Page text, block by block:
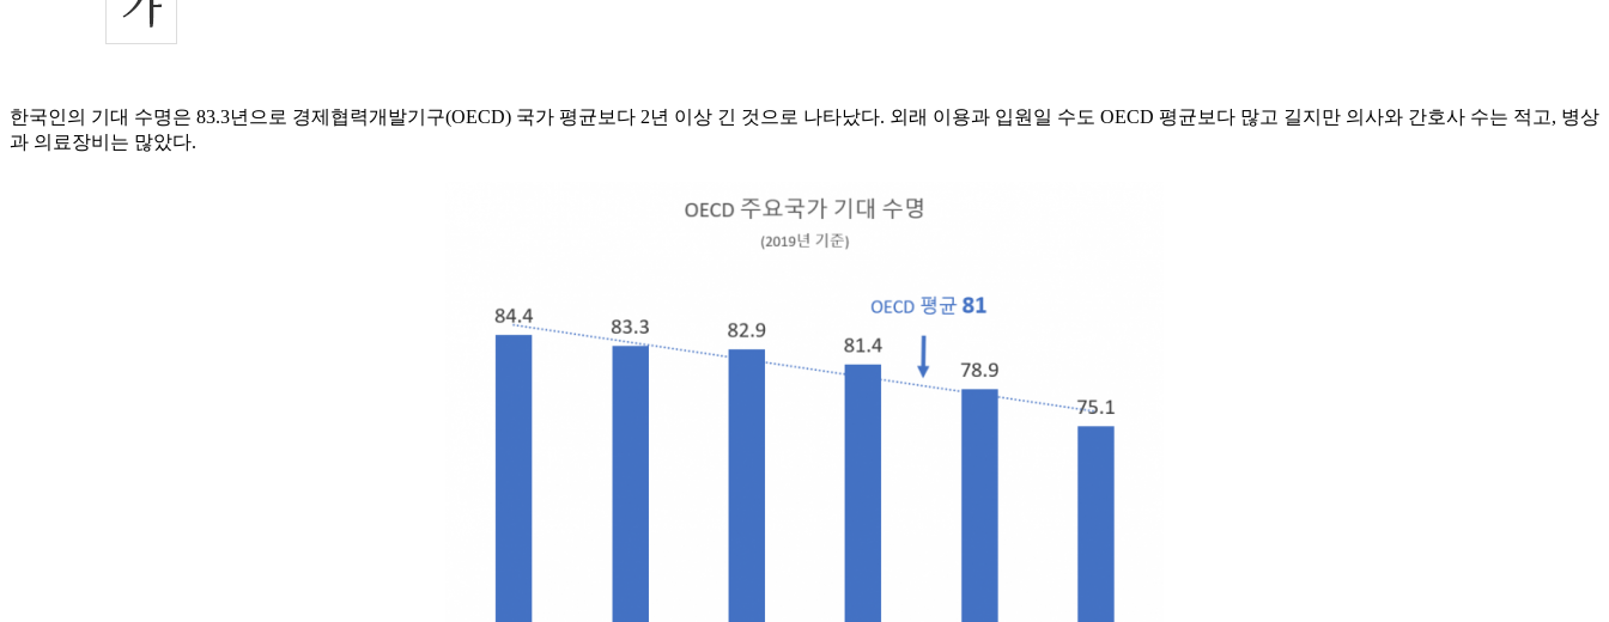
한국인의 기대 수명은 83.3년으로 경제협력개발기구(OECD) 국가 평균보다 2년 이상 긴 것으로 나타났다. 외래 이용과 입원일 수도 OECD 평균보다 많고 길지만 의사와 간호사 수는 적고, 병상
과 의료장비는 많았다.